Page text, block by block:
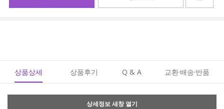
상품상세 상품후기 Q & A 교환·배송·반품
상세정보 새창 열기